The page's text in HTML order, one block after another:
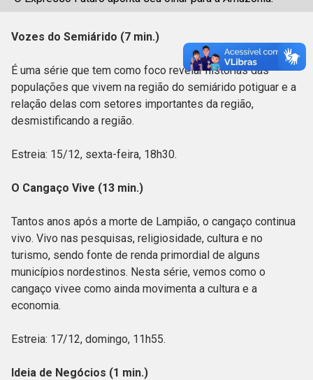
Vozes do Semiárido (7 min.)
É uma série que tem como foco revelar histórias das
populações que vivem na região do semiárido potiguar e a
relação delas com setores importantes da região,
desmistificando a região.
Estreia: 15/12, sexta-feira, 18h30.
O Cangaço Vive (13 min.)
Tantos anos após a morte de Lampião, o cangaço continua
vivo. Vivo nas pesquisas, religiosidade, cultura e no
turismo, sendo fonte de renda primordial de alguns
municípios nordestinos. Nesta série, vemos como o
cangaço vivee como ainda movimenta a cultura e a
economia.
Estreia: 17/12, domingo, 11h55.
Ideia de Negócios (1 min.)